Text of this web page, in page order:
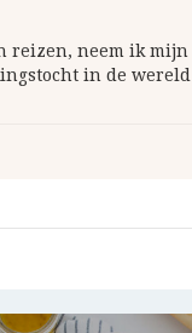
reizen, neem ik mijn
in de wereld